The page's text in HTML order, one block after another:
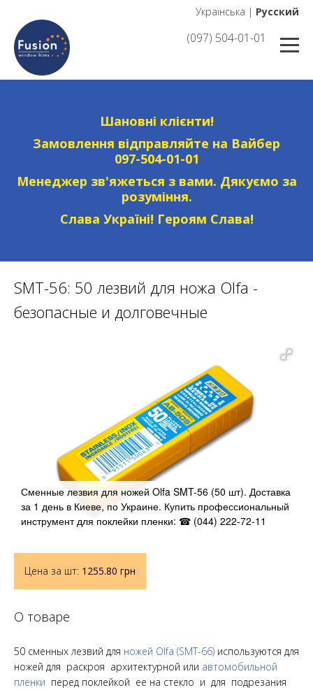
Українська | Русский
(097) 504-01-01
Шановні клієнти!
Замовлення відправляйте на Вайбер
097-504-01-01
Менеджер зв'яжеться з вами. Дякуємо за
розуміння.
Слава Україні! Героям Слава!
SMT-56: 50 лезвий для ножа Olfa -
безопасные и долговечные
Сменные лезвия для ножей Olfa SMT-56 (50 шт). Доставка
за 1 день в Киеве, по Украине. Купить профессиональный
инструмент для поклейки пленки: ☎ (044) 222-72-11
Цена за шт: 1255.80 грн
О товаре
50 сменных лезвий для ножей Olfa (SMT-66) используются для
ножей для раскроя архитектурной или автомобильной
пленки перед поклейкой ее на стекло и для подрезания